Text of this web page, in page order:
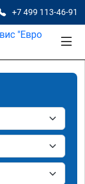
+7 499 113-46-91